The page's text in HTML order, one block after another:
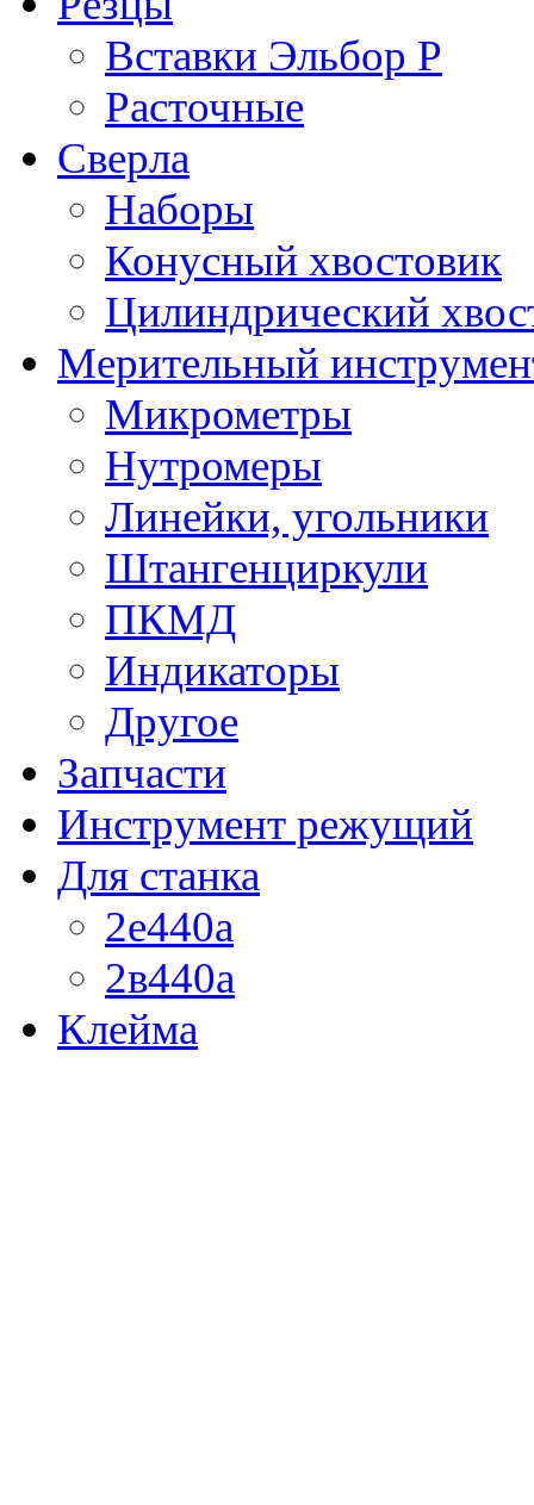
Вставки Эльбор Р
Расточные
Сверла
Наборы
Конусный хвостовик
Цилиндрический
Мерительный
Микрометры
Нутромеры
Линейки, угольники
Штангенциркули
ПКМД
Индикаторы
Другое
Запчасти
Инструмент режущий
Для станка
2е440а
2в440а
Клейма